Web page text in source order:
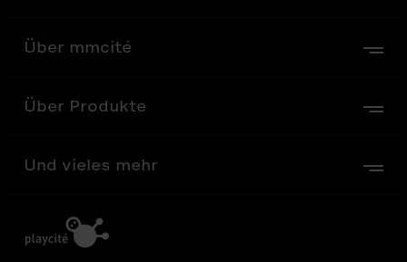
Über mmcité
Über Produkte
Und vieles mehr